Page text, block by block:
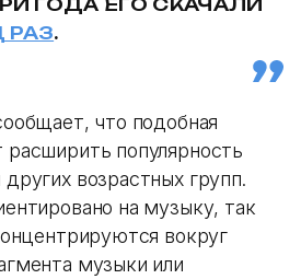
РАЗ.
что подобная
популярность
возрастных групп.
на музыку, так
вокруг
музыки или